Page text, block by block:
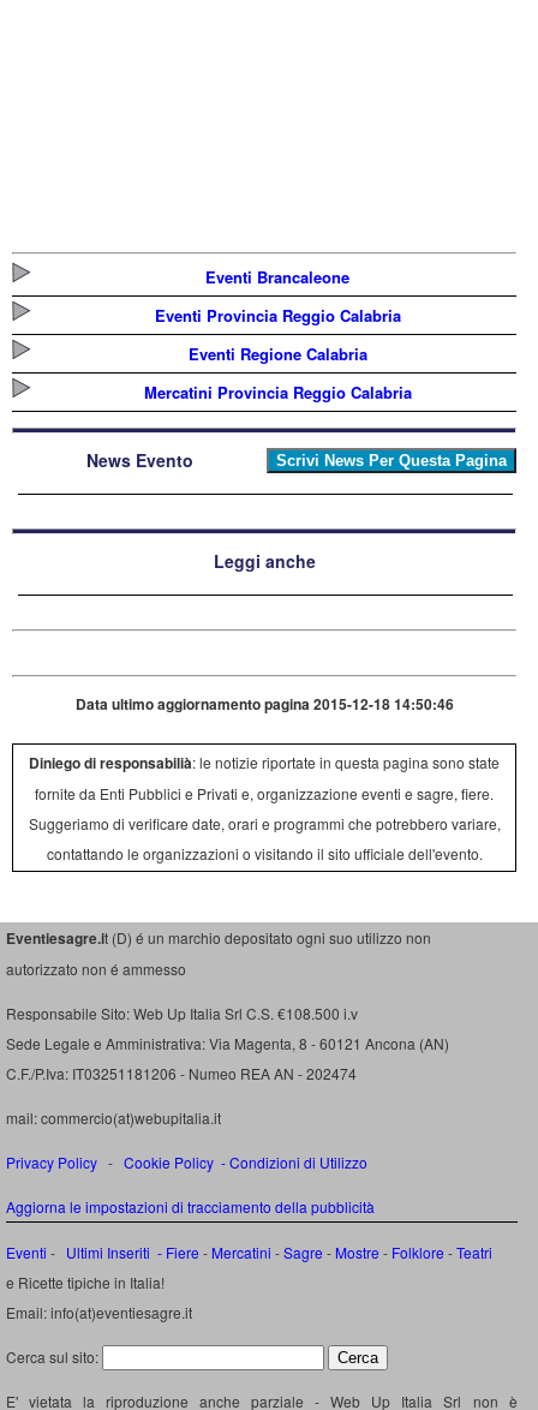
Eventi Brancaleone
Eventi Provincia Reggio Calabria
Eventi Regione Calabria
Mercatini Provincia Reggio Calabria
News Evento
Leggi anche
Data ultimo aggiornamento pagina 2015-12-18 14:50:46
Diniego di responsabilià: le notizie riportate in questa pagina sono state
fornite da Enti Pubblici e Privati e, organizzazione eventi e sagre, fiere.
Suggeriamo di verificare date, orari e programmi che potrebbero variare,
contattando le organizzazioni o visitando il sito ufficiale dell'evento.
Eventiesagre.it (D) é un marchio depositato ogni suo utilizzo non
autorizzato non é ammesso
Responsabile Sito: Web Up Italia Srl C.S. €108.500 i.v
Sede Legale e Amministrativa: Via Magenta, 8 - 60121 Ancona (AN)
C.F./P.Iva: IT03251181206 - Numeo REA AN - 202474
mail: commercio(at)webupitalia.it
Privacy Policy - Cookie Policy -Condizioni di Utilizzo
Aggiorna le impostazioni di tracciamento della pubblicità
Eventi - Ultimi Inseriti - Fiere - Mercatini -Sagre - Mostre - Folklore -Teatri
e Ricette tipiche in Italia!
Email: info(at)eventiesagre.it
Cerca sul sito:
E' vietata la riproduzione anche parziale - Web Up Italia Srl non è